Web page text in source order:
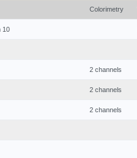
Colorimetry
10
2 channels
2 channels
2 channels